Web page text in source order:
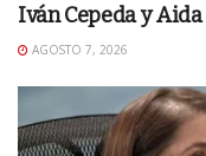
Iván Cepeda y
AGOSTO 7, 2026